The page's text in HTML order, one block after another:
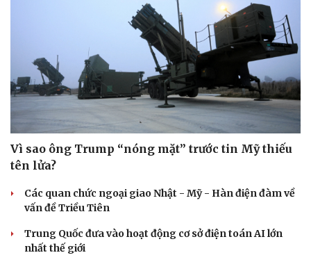
Vì sao ông Trump “nóng mặt” trước tin Mỹ thiếu
tên lửa?
Các quan chức ngoại giao Nhật - Mỹ - Hàn điện đàm về
vấn đề Triều Tiên
Trung Quốc đưa vào hoạt động cơ sở điện toán AI lớn
nhất thế giới